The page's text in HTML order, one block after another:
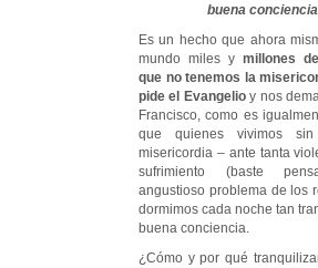
buena
Es un hecho que ahora
mundo miles y millones
que no tenemos la
pide el Evangelioy nos
Francisco, como es
que quienes vivimos
misericordia – ante tanta
sufrimiento (baste
angustioso problema de los
dormimos cada noche tan
buena conciencia.
¿Cómo y por qué